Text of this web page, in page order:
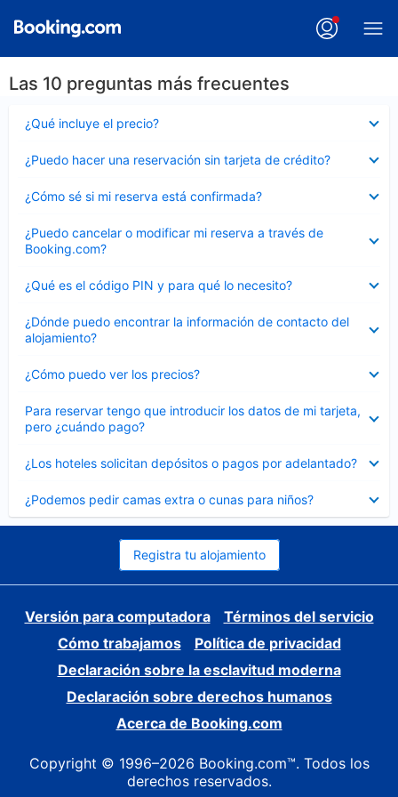
Las 10 preguntas más frecuentes
¿Qué incluye el precio?
cerrado
¿Puedo hacer una reservación sin tarjeta de crédito?
cerrado
¿Cómo sé si mi reserva está confirmada?
cerrado
¿Puedo cancelar o modificar mi reserva a través de
Booking.com?
cerrado
¿Qué es el código PIN y para qué lo necesito?
cerrado
¿Dónde puedo encontrar la información de contacto del
alojamiento?
cerrado
¿Cómo puedo ver los precios?
cerrado
Para reservar tengo que introducir los datos de mi tarjeta,
pero ¿cuándo pago?
cerrado
¿Los hoteles solicitan depósitos o pagos por adelantado?
cerrado
¿Podemos pedir camas extra o cunas para niños?
cerrado
Registra tu alojamiento
Versión para computadora
Términos del servicio
Cómo trabajamos
Política de privacidad
Declaración sobre la esclavitud moderna
Declaración sobre derechos humanos
Acerca de Booking.com
Copyright © 1996–2026 Booking.com™. Todos los
derechos reservados.